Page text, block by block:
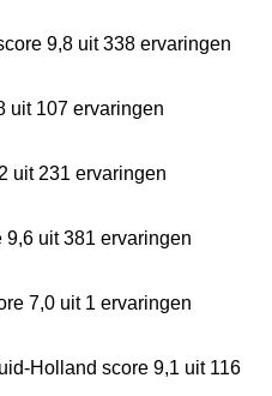
9,8 uit 338 ervaringen
uit 107 ervaringen
uit 231 ervaringen
9,6 uit 381 ervaringen
7,0 uit 1 ervaringen
Holland score 9,1 uit 116